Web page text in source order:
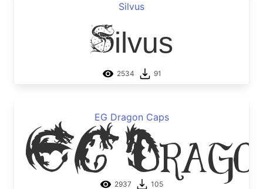
Silvus
Silvus
2534 91
EG Dragon Caps
EG 2937 105